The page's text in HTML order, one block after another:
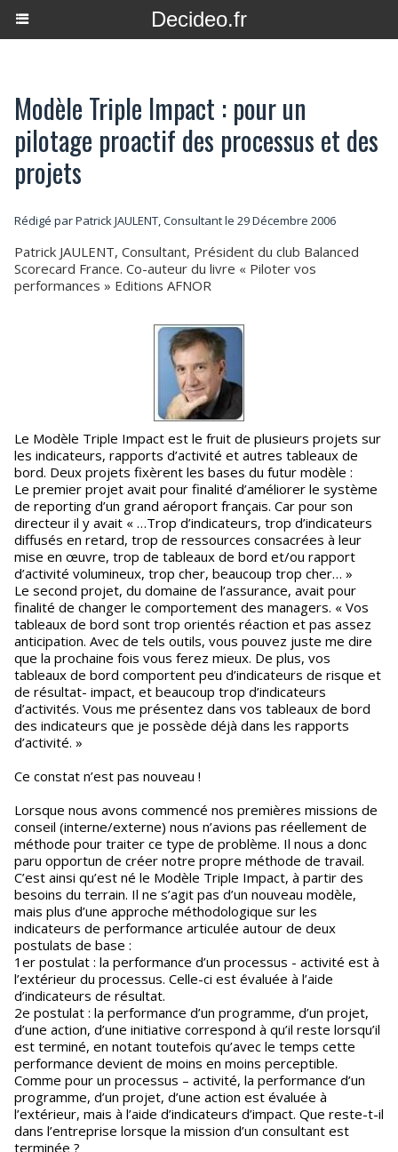
Decideo.fr
Modèle Triple Impact : pour un
pilotage proactif des processus et des
projets
Rédigé par Patrick JAULENT, Consultant le 29 Décembre 2006
Patrick JAULENT, Consultant, Président du club Balanced
Scorecard France. Co-auteur du livre « Piloter vos
performances » Editions AFNOR
Le Modèle Triple Impact est le fruit de plusieurs projets sur
les indicateurs, rapports d’activité et autres tableaux de
bord. Deux projets fixèrent les bases du futur modèle :
Le premier projet avait pour finalité d’améliorer le système
de reporting d’un grand aéroport français. Car pour son
directeur il y avait « …Trop d’indicateurs, trop d’indicateurs
diffusés en retard, trop de ressources consacrées à leur
mise en œuvre, trop de tableaux de bord et/ou rapport
d’activité volumineux, trop cher, beaucoup trop cher… »
Le second projet, du domaine de l’assurance, avait pour
finalité de changer le comportement des managers. « Vos
tableaux de bord sont trop orientés réaction et pas assez
anticipation. Avec de tels outils, vous pouvez juste me dire
que la prochaine fois vous ferez mieux. De plus, vos
tableaux de bord comportent peu d’indicateurs de risque et
de résultat- impact, et beaucoup trop d’indicateurs
d’activités. Vous me présentez dans vos tableaux de bord
des indicateurs que je possède déjà dans les rapports
d’activité. »
Ce constat n’est pas nouveau !
Lorsque nous avons commencé nos premières missions de
conseil (interne/externe) nous n’avions pas réellement de
méthode pour traiter ce type de problème. Il nous a donc
paru opportun de créer notre propre méthode de travail.
C’est ainsi qu’est né le Modèle Triple Impact, à partir des
besoins du terrain. Il ne s’agit pas d’un nouveau modèle,
mais plus d’une approche méthodologique sur les
indicateurs de performance articulée autour de deux
postulats de base :
1er postulat : la performance d’un processus - activité est à
l’extérieur du processus. Celle-ci est évaluée à l’aide
d’indicateurs de résultat.
2e postulat : la performance d’un programme, d’un projet,
d’une action, d’une initiative correspond à qu’il reste lorsqu’il
est terminé, en notant toutefois qu’avec le temps cette
performance devient de moins en moins perceptible.
Comme pour un processus – activité, la performance d’un
programme, d’un projet, d’une action est évaluée à
l’extérieur, mais à l’aide d’indicateurs d’impact. Que reste-t-il
dans l’entreprise lorsque la mission d’un consultant est
terminée ?